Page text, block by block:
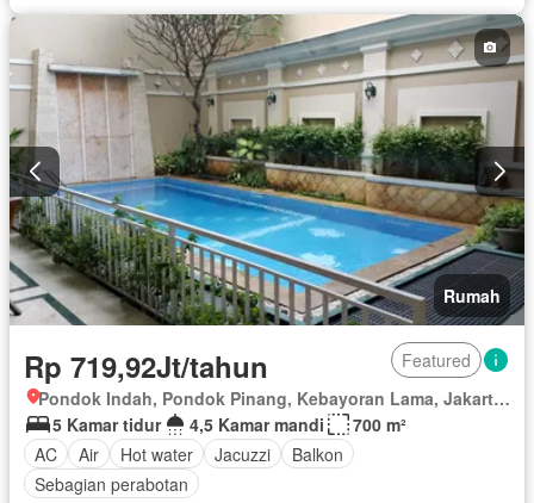
Rumah
Rp 719,92Jt/tahun
Featured
Pondok Indah, Pondok Pinang, Kebayoran Lama, Jakarta Selatan, Daerah Khusus Ibukota Jakarta
5 Kamar tidur
4,5 Kamar mandi
700 m²
AC
Air Hot water Jacuzzi
Balkon
Sebagian perabotan